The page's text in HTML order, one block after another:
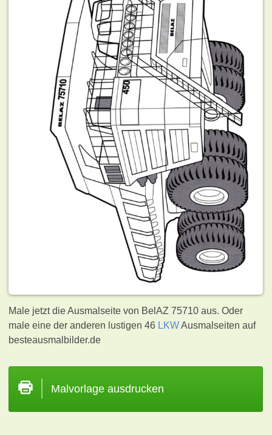
Male jetzt die Ausmalseite von BelAZ 75710 aus. Oder
male eine der anderen lustigen 46 LKWAusmalseiten auf
besteausmalbilder.de
Malvorlage ausdrucken